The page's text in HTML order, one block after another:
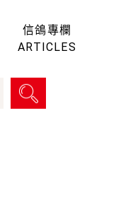
信鴿專欄
ARTICLES